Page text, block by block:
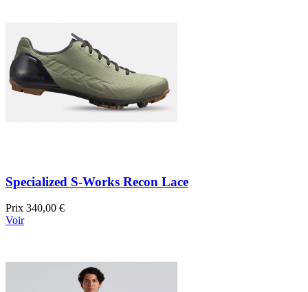
Specialized S-Works Recon Lace
Prix 340,00 €
Voir